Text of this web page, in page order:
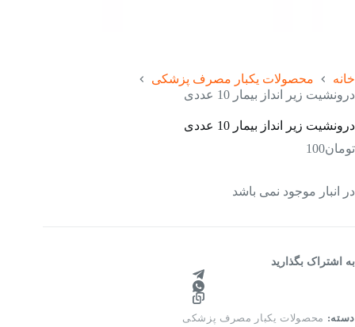
خانه
محصولات یکبار مصرف پزشکی
درونشیت زیر انداز بیمار 10 عددی
درونشیت زیر انداز بیمار 10 عددی
تومان100
در انبار موجود نمی باشد
به اشتراک بگذارید
دسته: محصولات یکبار مصرف پزشکی